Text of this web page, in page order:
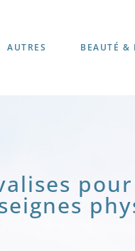
AUTRES BEAUTÉ &